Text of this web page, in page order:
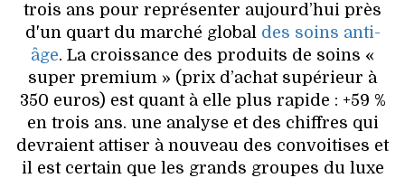
trois ans pour représenter aujourd’hui près
d'un quart du marché global des soins anti-
âge. La croissance des produits de soins «
super premium » (prix d’achat supérieur à
350 euros) est quant à elle plus rapide : +59 %
en trois ans. une analyse et des chiffres qui
devraient attiser à nouveau des convoitises et
il est certain que les grands groupes du luxe